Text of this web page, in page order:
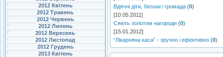
2012 Квітень
2012 Травень
2012 Червень
2012 Липень
2012 Вересень
2012 Листопад
2012 Грудень
2013 Квітень
Вдячні діти, батьки і громада (0)
[10.05.2011]
Сяють золотом нагороди (0)
[15.01.2012]
“Лікарняна каса” - зручно і ефективно (0)